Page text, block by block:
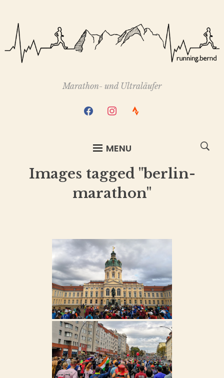
Marathon- und Ultraläufer
facebookinstagram
strava
MENU
Images tagged "berlin-
marathon"